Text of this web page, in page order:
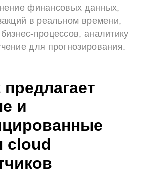
финансовых данных,
в реальном времени,
процессов, аналитику
для прогнозирования.
и
cloud